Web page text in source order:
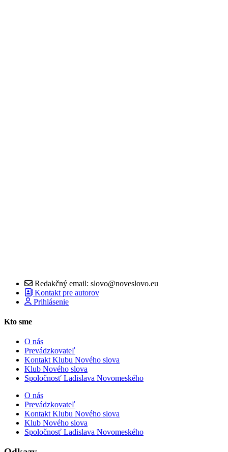
Redakčný email: slovo@noveslovo.eu
Kontakt pre autorov
Prihlásenie
Kto sme
O nás
Prevádzkovateľ
Kontakt Klubu Nového slova
Klub Nového slova
Spoločnosť Ladislava Novomeského
O nás
Prevádzkovateľ
Kontakt Klubu Nového slova
Klub Nového slova
Spoločnosť Ladislava Novomeského